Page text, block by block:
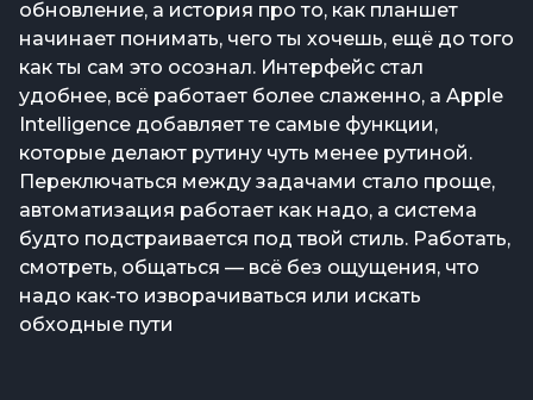
обновление, а история про то, как планшет
начинает понимать, чего ты хочешь, ещё до того
как ты сам это осознал. Интерфейс стал
удобнее, всё работает более слаженно, а Apple
Intelligence добавляет те самые функции,
которые делают рутину чуть менее рутиной.
Переключаться между задачами стало проще,
автоматизация работает как надо, а система
будто подстраивается под твой стиль. Работать,
смотреть, общаться — всё без ощущения, что
надо как-то изворачиваться или искать
обходные пути